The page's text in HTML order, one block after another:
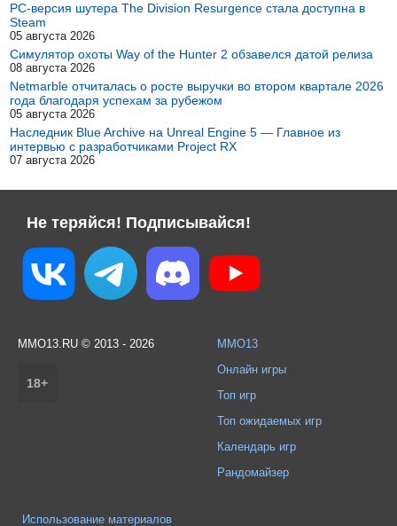
PC-версия шутера The Division Resurgence стала доступна в
Steam
05 августа 2026
Симулятор охоты Way of the Hunter 2 обзавелся датой релиза
08 августа 2026
Netmarble отчиталась о росте выручки во втором квартале 2026
года благодаря успехам за рубежом
05 августа 2026
Наследник Blue Archive на Unreal Engine 5 — Главное из
интервью с разработчиками Project RX
07 августа 2026
Не теряйся! Подписывайся!
MMO13.RU © 2013 - 2026
18+
MMO13
Онлайн игры
Топ игр
Топ ожидаемых игр
Календарь игр
Рандомайзер
Использование материалов